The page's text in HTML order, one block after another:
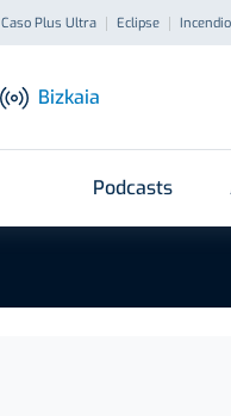
Caso Plus Ultra Eclipse
Bizkaia
Podcasts